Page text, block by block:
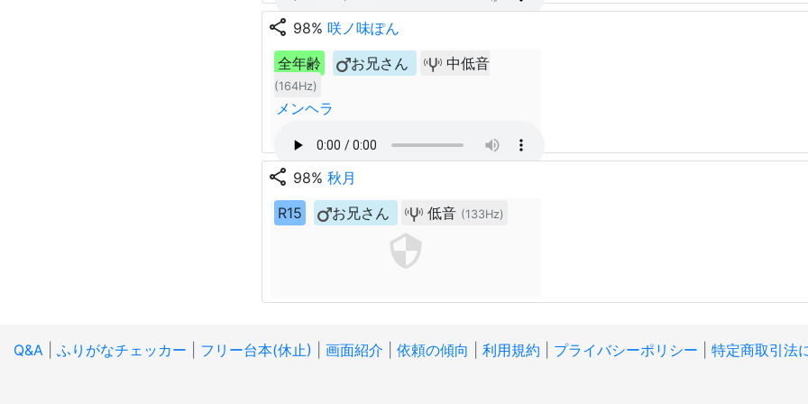
share 98% 咲ノ味ぽん
全年齢
お兄さん 中低音
(164Hz)
メンヘラ
share 98% 秋月
R15
お兄さん 低音 (133Hz)
Q&A ふりがなチェッカー フリー台本(休止) 画面紹介 依頼の傾向 利用規約 プライバシーポリシー 特定商取引法